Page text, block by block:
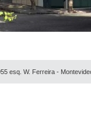
esq. W. Ferreira -